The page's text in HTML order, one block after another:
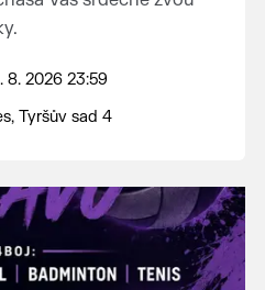
pro stárky od
na sokolovně
8. 2026 23:59
Tyršův sad 4